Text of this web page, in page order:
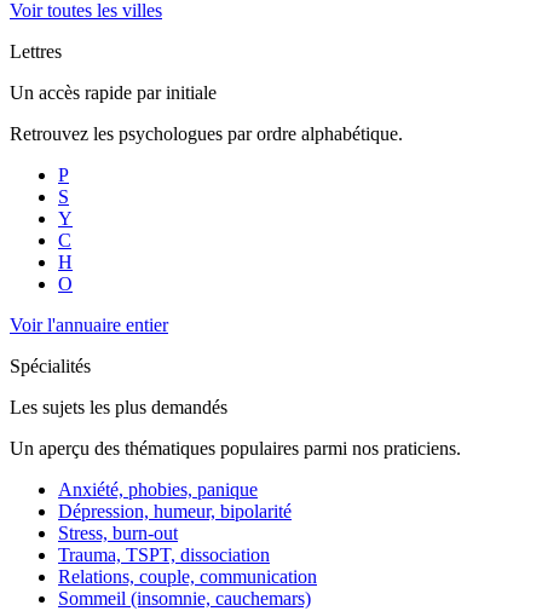
Voir toutes les villes
Lettres
Un accès rapide par initiale
Retrouvez les psychologues par ordre alphabétique.
P
S
Y
C
H
O
Voir l'annuaire entier
Spécialités
Les sujets les plus demandés
Un aperçu des thématiques populaires parmi nos praticiens.
Anxiété, phobies, panique
Dépression, humeur, bipolarité
Stress, burn-out
Trauma, TSPT, dissociation
Relations, couple, communication
Sommeil (insomnie, cauchemars)